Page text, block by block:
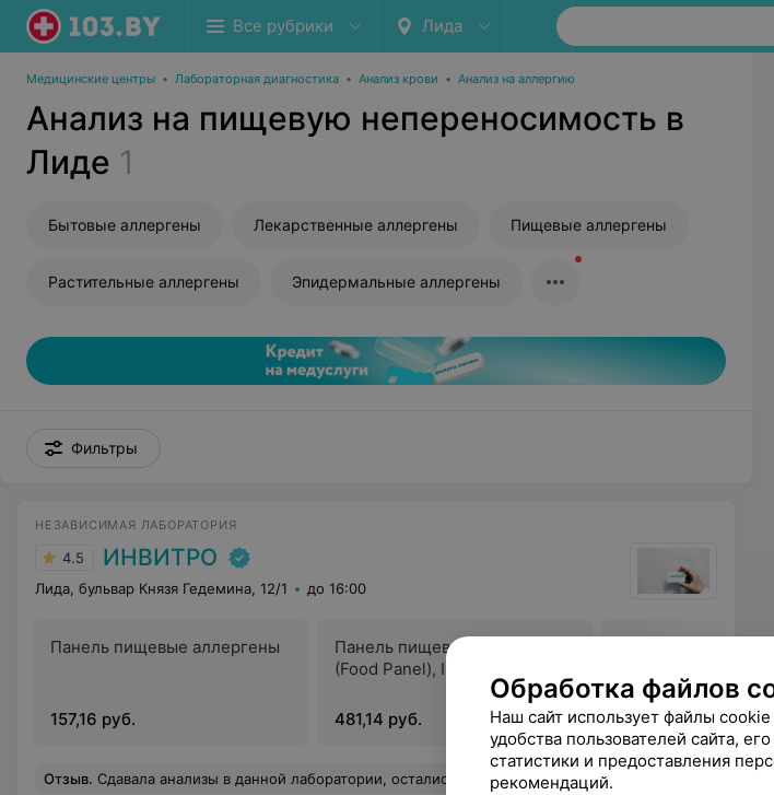
Все рубрики Лида
Медицинские центры • Лабораторная диагностика • Анализ крови • Анализ на аллергию
Анализ на пищевую непереносимость в
Лиде 1
Бытовые аллергены Лекарственные аллергены Пищевые аллергены
Растительные аллергены Эпидермальные аллергены
Фильтры
НЕЗАВИСИМАЯ ЛАБОРАТОРИЯ
4.5 ИНВИТРО
Лида, бульвар Князя Гедемина, 12/1 до 16:00
Панель пищевые аллергены
157,16 руб.
Панель пищевые аллергены
(Food Panel), IgE
481,14 руб.
персик, IgE
40,63 руб.
Отзыв. Сдавала анализы в данной лаборатории, остались исключительно положительные впечатления. Спасибо девушке на кассе за отзывчивость.
Обработка файлов
Наш сайт использует файлы
удобства пользователей сайта,
статистики и предоставления
рекомендаций.